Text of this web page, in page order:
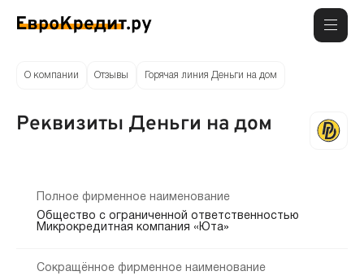
О компании Отзывы Горячая линия Деньги на дом
Реквизиты Деньги на дом
Полное фирменное наименование
Общество с ограниченной ответственностью
Микрокредитная компания «Юта»
Сокращённое фирменное наименование